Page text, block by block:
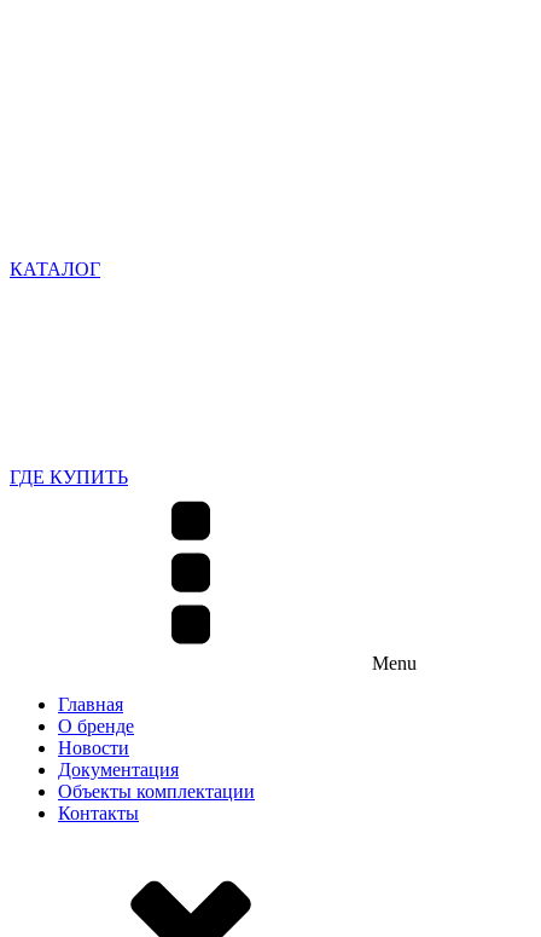
КАТАЛОГ
ГДЕ КУПИТЬ
Menu
Главная
О бренде
Новости
Документация
Объекты комплектации
Контакты